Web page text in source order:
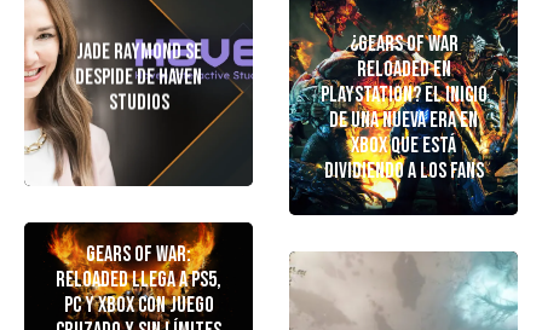
Jade Raymond Se
Despide De Haven
Studios
Gears of War:
Reloaded llega a PS5,
PC y Xbox con juego
¿Gears of War
Reloaded en
PlayStation? El inicio
de una nueva era en
Xbox que está
dividiendo a los fans